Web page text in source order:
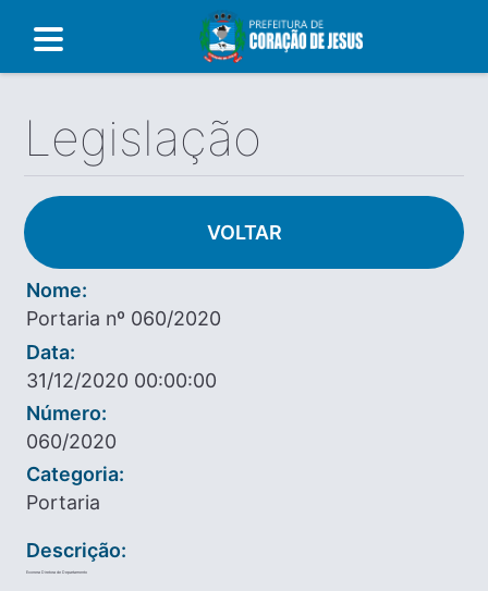
Legislação
VOLTAR
Nome:
Portaria nº 060/2020
Data:
31/12/2020 00:00:00
Número:
060/2020
Categoria:
Portaria
Descrição:
Exonera Diretora de Departamento